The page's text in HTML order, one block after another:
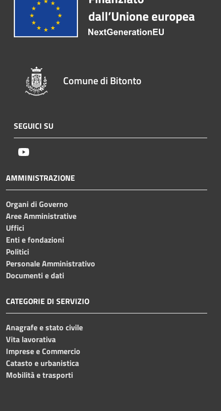
Comune di Bitonto
SEGUICI SU
AMMINISTRAZIONE
Organi di Governo
Aree Amministrative
Uffici
Enti e fondazioni
Politici
Personale Amministrativo
Documenti e dati
CATEGORIE DI SERVIZIO
Anagrafe e stato civile
Vita lavorativa
Imprese e Commercio
Catasto e urbanistica
Mobilità e trasporti